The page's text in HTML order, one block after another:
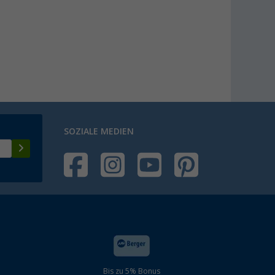
SOZIALE MEDIEN
Bis zu 5% Bonus